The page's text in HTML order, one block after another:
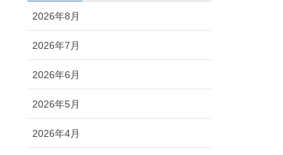
2026年8月
2026年7月
2026年6月
2026年5月
2026年4月